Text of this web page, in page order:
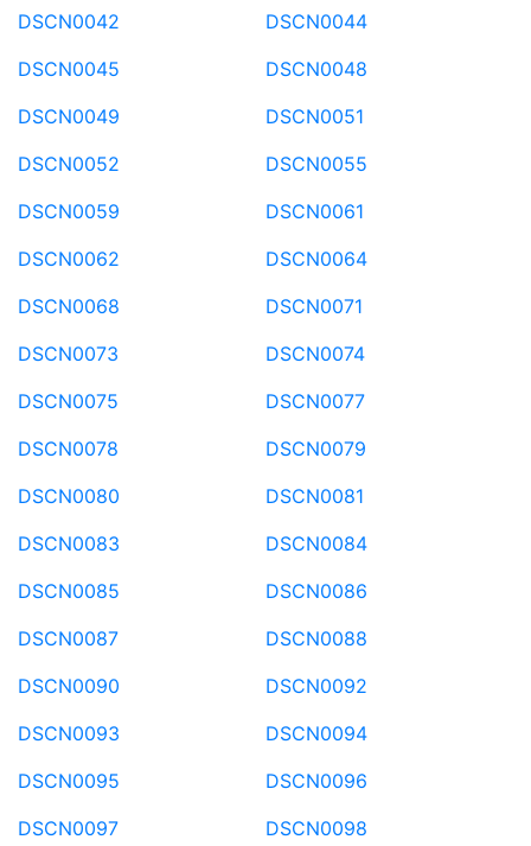
DSCN0042
DSCN0044
DSCN0045
DSCN0048
DSCN0049
DSCN0051
DSCN0052
DSCN0055
DSCN0059
DSCN0061
DSCN0062
DSCN0064
DSCN0068
DSCN0071
DSCN0073
DSCN0074
DSCN0075
DSCN0077
DSCN0078
DSCN0079
DSCN0080
DSCN0081
DSCN0083
DSCN0084
DSCN0085
DSCN0086
DSCN0087
DSCN0088
DSCN0090
DSCN0092
DSCN0093
DSCN0094
DSCN0095
DSCN0096
DSCN0097
DSCN0098